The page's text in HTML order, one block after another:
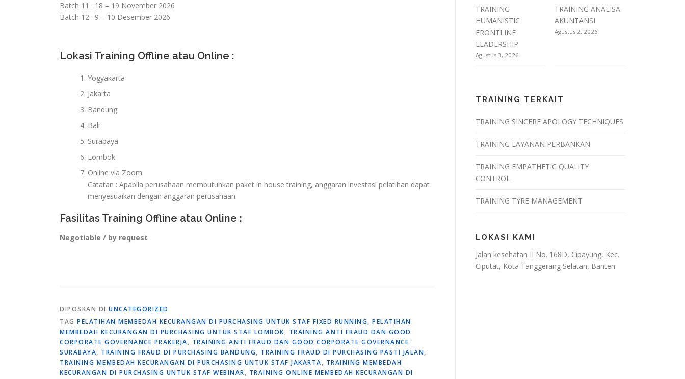
Batch 11 : 18 – 19 November 2026
Batch 12 : 9 – 10 Desember 2026
Lokasi Training Offline atau Online :
Yogyakarta
Jakarta
Bandung
Bali
Surabaya
Lombok
Online via Zoom
Catatan : Apabila perusahaan membutuhkan paket in house training, anggaran investasi pelatihan dapat
menyesuaikan dengan anggaran perusahaan.
Fasilitas Training Offline atau Online :
Negotiable / by request
DIPOSKAN DI UNCATEGORIZED
TAG PELATIHAN MEMBEDAH KECURANGAN DI PURCHASING UNTUK STAF FIXED RUNNING, PELATIHAN
MEMBEDAH KECURANGAN DI PURCHASING UNTUK STAF LOMBOK, TRAINING ANTI FRAUD DAN GOOD
CORPORATE GOVERNANCE PRAKERJA, TRAINING ANTI FRAUD DAN GOOD CORPORATE GOVERNANCE
SURABAYA, TRAINING FRAUD DI PURCHASING BANDUNG, TRAINING FRAUD DI PURCHASING PASTI JALAN,
TRAINING MEMBEDAH KECURANGAN DI PURCHASING UNTUK STAF JAKARTA, TRAINING MEMBEDAH
KECURANGAN DI PURCHASING UNTUK STAF WEBINAR, TRAINING ONLINE MEMBEDAH KECURANGAN DI
TRAINING
HUMANISTIC
FRONTLINE
LEADERSHIP
Agustus 3, 2026
TRAINING ANALISA
AKUNTANSI
Agustus 2, 2026
TRAINING TERKAIT
TRAINING SINCERE APOLOGY TECHNIQUES
TRAINING LAYANAN PERBANKAN
TRAINING EMPATHETIC QUALITY
CONTROL
TRAINING TYRE MANAGEMENT
LOKASI KAMI
Jalan kesehatan II No. 168D, Cipayung, Kec.
Ciputat, Kota Tanggerang Selatan, Banten